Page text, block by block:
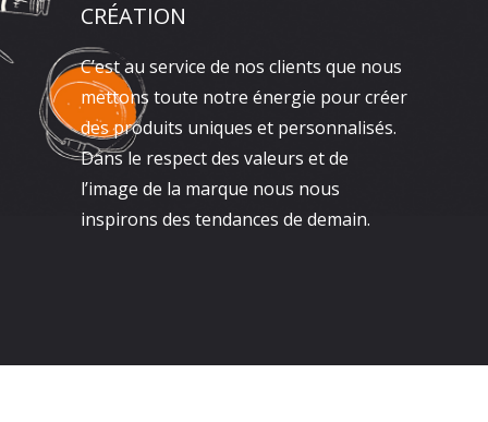
CRÉATION
C’est au service de nos clients que nous
mettons toute notre énergie pour créer
des produits uniques et personnalisés.
Dans le respect des valeurs et de
l’image de la marque nous nous
inspirons des tendances de demain.